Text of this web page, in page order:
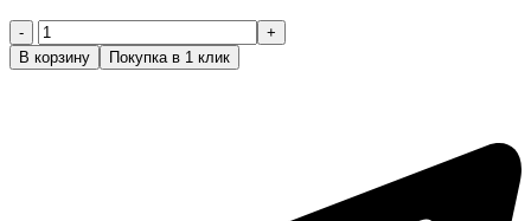
Количество
товара
Ножницы
В корзину Покупка в 1 клик